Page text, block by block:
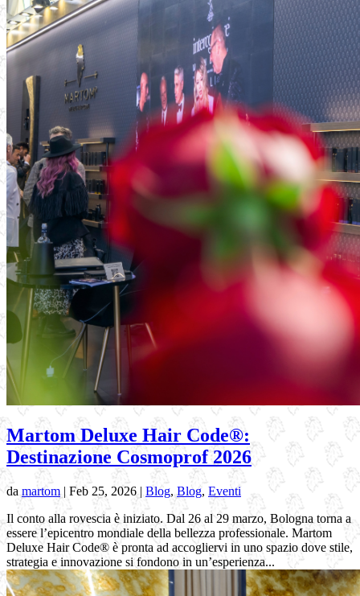
Martom Deluxe Hair Code®:
Destinazione Cosmoprof 2026
da martom | Feb 25, 2026 | Blog, Blog, Eventi
Il conto alla rovescia è iniziato. Dal 26 al 29 marzo, Bologna torna a
essere l’epicentro mondiale della bellezza professionale. Martom
Deluxe Hair Code® è pronta ad accogliervi in uno spazio dove stile,
strategia e innovazione si fondono in un’esperienza...